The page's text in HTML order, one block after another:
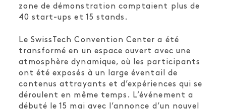
zone de démonstration comptaient plus de
40 start-ups et 15 stands.
Le SwissTech Convention Center a été
transformé en un espace ouvert avec une
atmosphère dynamique, où les participants
ont été exposés à un large éventail de
contenus attrayants et d’expériences qui se
déroulent en même temps. L’événement a
débuté le 15 mai avec l’annonce d’un nouvel